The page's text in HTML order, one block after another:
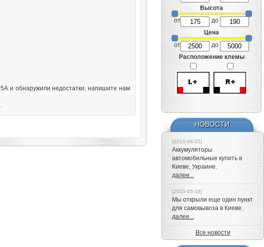
Высота
от
до
Цена
от
до
Расположение клемы
НОВОСТИ
[2015-06-22]
Аккумуляторы
автомобильные купить в
Киеве, Украине.
далее...
[2015-05-18]
Мы открыли еще один пункт
для самовывоза в Киеве.
далее...
Все новости
и обнаружили недостатки, напишите нам